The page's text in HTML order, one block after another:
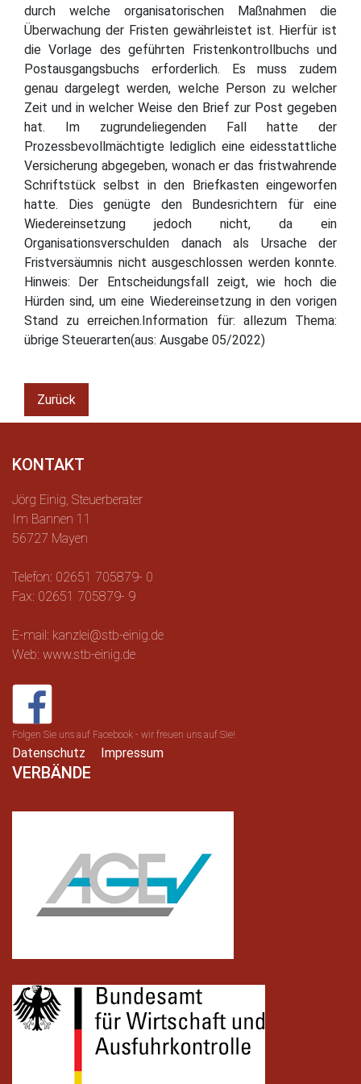
durch welche organisatorischen Maßnahmen die
Überwachung der Fristen gewährleistet ist. Hierfür ist
die Vorlage des geführten Fristenkontrollbuchs und
Postausgangsbuchs erforderlich. Es muss zudem
genau dargelegt werden, welche Person zu welcher
Zeit und in welcher Weise den Brief zur Post gegeben
hat. Im zugrundeliegenden Fall hatte der
Prozessbevollmächtigte lediglich eine eidesstattliche
Versicherung abgegeben, wonach er das fristwahrende
Schriftstück selbst in den Briefkasten eingeworfen
hatte. Dies genügte den Bundesrichtern für eine
Wiedereinsetzung jedoch nicht, da ein
Organisationsverschulden danach als Ursache der
Fristversäumnis nicht ausgeschlossen werden konnte.
Hinweis: Der Entscheidungsfall zeigt, wie hoch die
Hürden sind, um eine Wiedereinsetzung in den vorigen
Stand zu erreichen.Information für: allezum Thema:
übrige Steuerarten(aus: Ausgabe 05/2022)
Zurück
KONTAKT
Jörg Einig, Steuerberater
Im Bannen 11
56727 Mayen
Telefon: 02651 705879- 0
Fax: 02651 705879- 9
E-mail: kanzlei@stb-einig.de
Web: www.stb-einig.de
Folgen Sie uns auf Facebook - wir freuen uns auf Sie!
Datenschutz Impressum
VERBÄNDE